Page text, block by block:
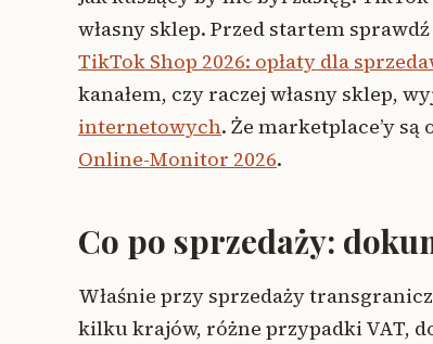
własny sklep. Przed startem
TikTok Shop 2026: opłaty dla
kanałem, czy raczej własny sklep,
internetowych. Że marketplace’y
Online-Monitor 2026.
Co po sprzedaży:
Właśnie przy sprzedaży
kilku krajów, różne przypadki VAT,